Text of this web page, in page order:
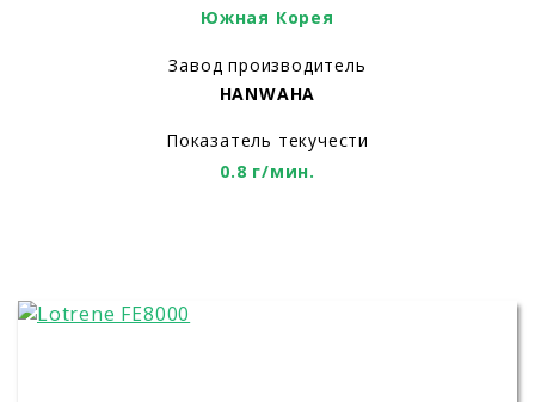
Южная Корея
Завод производитель
HANWAHA
Показатель текучести
0.8 г/мин.